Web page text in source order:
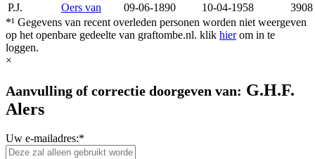
P.J.
Oers van 09-06-1890 10-04-1958
3908
*¹ Gegevens van recent overleden personen worden niet weergeven
op het openbare gedeelte van graftombe.nl. klik hierom in te
loggen.
×
Aanvulling of correctie doorgeven van: G.H.F.
Alers
Uw e-mailadres:*